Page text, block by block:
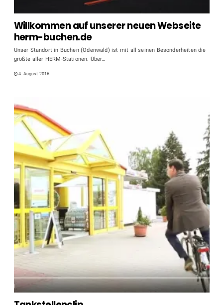
Willkommen auf unserer neuen Webseite
herm-buchen.de
Unser Standort in Buchen (Odenwald) ist mit all seinen Besonderheiten die
größte aller HERM-Stationen. Über…
4. August 2016